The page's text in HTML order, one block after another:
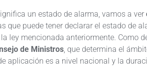
un estado de alarma, vamos a ver
que puede tener declarar el estado de
ley mencionada anteriormente. Como
de Ministros, que determina el
aplicación es a nivel nacional y la